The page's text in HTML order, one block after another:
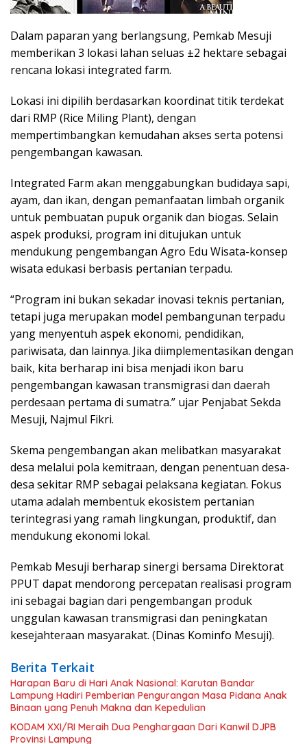
Dalam paparan yang berlangsung, Pemkab Mesuji
memberikan 3 lokasi lahan seluas ±2 hektare sebagai
rencana lokasi integrated farm.
Lokasi ini dipilih berdasarkan koordinat titik terdekat
dari RMP (Rice Miling Plant), dengan
mempertimbangkan kemudahan akses serta potensi
pengembangan kawasan.
Integrated Farm akan menggabungkan budidaya sapi,
ayam, dan ikan, dengan pemanfaatan limbah organik
untuk pembuatan pupuk organik dan biogas. Selain
aspek produksi, program ini ditujukan untuk
mendukung pengembangan Agro Edu Wisata-konsep
wisata edukasi berbasis pertanian terpadu.
“Program ini bukan sekadar inovasi teknis pertanian,
tetapi juga merupakan model pembangunan terpadu
yang menyentuh aspek ekonomi, pendidikan,
pariwisata, dan lainnya. Jika diimplementasikan dengan
baik, kita berharap ini bisa menjadi ikon baru
pengembangan kawasan transmigrasi dan daerah
perdesaan pertama di sumatra.” ujar Penjabat Sekda
Mesuji, Najmul Fikri.
Skema pengembangan akan melibatkan masyarakat
desa melalui pola kemitraan, dengan penentuan desa-
desa sekitar RMP sebagai pelaksana kegiatan. Fokus
utama adalah membentuk ekosistem pertanian
terintegrasi yang ramah lingkungan, produktif, dan
mendukung ekonomi lokal.
Pemkab Mesuji berharap sinergi bersama Direktorat
PPUT dapat mendorong percepatan realisasi program
ini sebagai bagian dari pengembangan produk
unggulan kawasan transmigrasi dan peningkatan
kesejahteraan masyarakat. (Dinas Kominfo Mesuji).
Berita Terkait
Harapan Baru di Hari Anak Nasional: Karutan Bandar
Lampung Hadiri Pemberian Pengurangan Masa Pidana Anak
Binaan yang Penuh Makna dan Kepedulian
KODAM XXI/RI Meraih Dua Penghargaan Dari Kanwil DJPB
Provinsi Lampung